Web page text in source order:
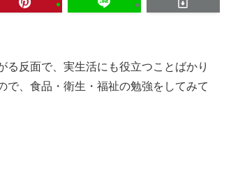
反面で、実生活にも役立つことばかり
で、食品・衛生・福祉の勉強をしてみて